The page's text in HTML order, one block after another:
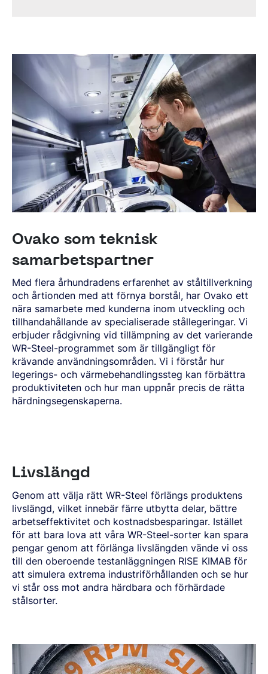
Ovako som teknisk
samarbetspartner
Med flera århundradens erfarenhet av ståltillverkning
och årtionden med att förnya borstål, har Ovako ett
nära samarbete med kunderna inom utveckling och
tillhandahållande av specialiserade stållegeringar. Vi
erbjuder rådgivning vid tillämpning av det varierande
WR-Steel-programmet som är tillgängligt för
krävande användningsområden. Vi i förstår hur
legerings- och värmebehandlingssteg kan förbättra
produktiviteten och hur man uppnår precis de rätta
härdningsegenskaperna.
Livslängd
Genom att välja rätt WR-Steel förlängs produktens
livslängd, vilket innebär färre utbytta delar, bättre
arbetseffektivitet och kostnadsbesparingar. Istället
för att bara lova att våra WR-Steel-sorter kan spara
pengar genom att förlänga livslängden vände vi oss
till den oberoende testanläggningen RISE KIMAB för
att simulera extrema industriförhållanden och se hur
vi står oss mot andra härdbara och förhärdade
stålsorter.